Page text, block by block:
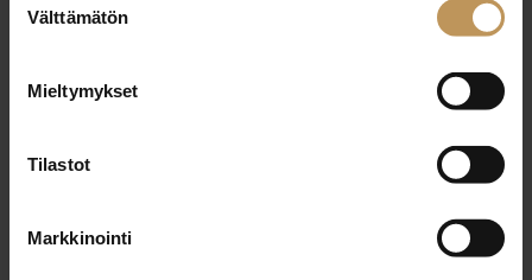
valinta
Välttämätön
Mieltymykset
Tilastot
Markkinointi
Laillistettu kiinteistönvälittäjä, Laillistettu
Ota yhteyttä